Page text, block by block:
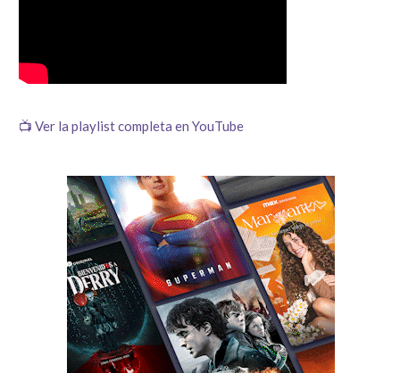
📺 Ver la playlist completa en YouTube